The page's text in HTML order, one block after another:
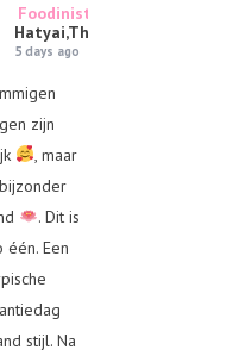
Foodinista
Hatyai,Thailand.
5 days ago
zijn
, maar
. Dit is
één. Een
stijl. Na